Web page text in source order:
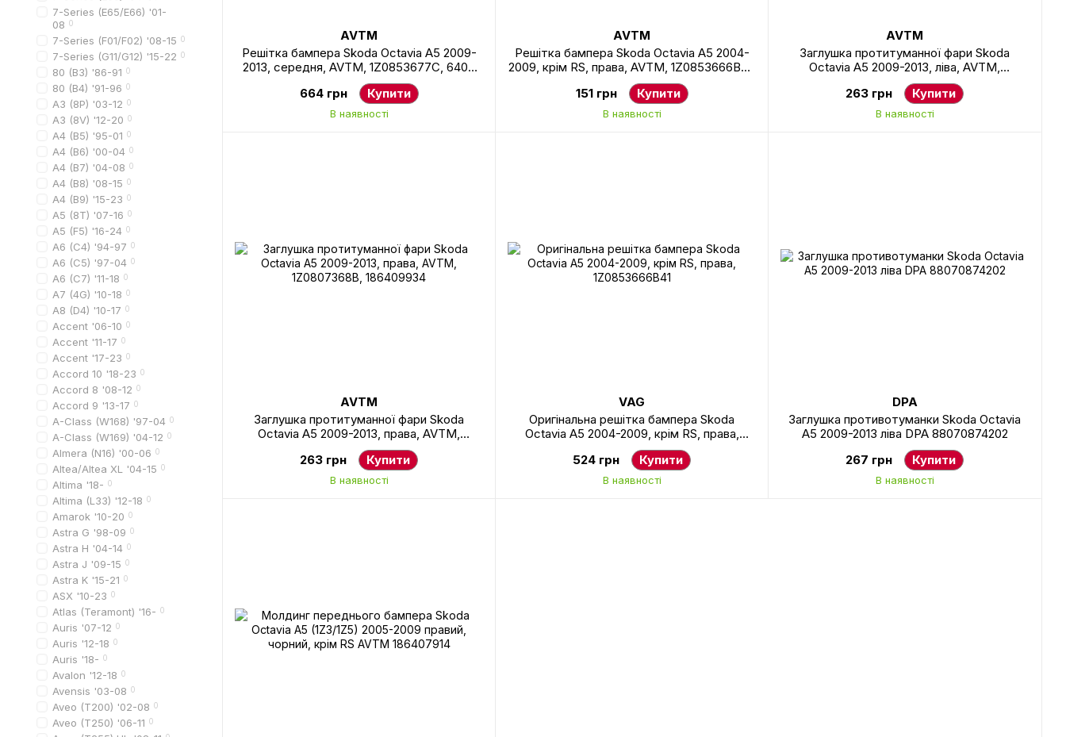
AVTM
Решітка бампера Skoda Octavia A5 2009-
2013, середня, AVTM, 1Z0853677C, 6409
910
664 грн Купити
В наявності
AVTM
Решітка бампера Skoda Octavia A5 2004-
2009, крім RS, права, AVTM, 1Z0853666B41,
6407 994
151 грн Купити
В наявності
AVTM
Заглушка протитуманної фари Skoda
Octavia A5 2009-2013, ліва, AVTM,
1Z0807367B, 186409933
263 грн Купити
В наявності
AVTM
Заглушка протитуманної фари Skoda
Octavia A5 2009-2013, права, AVTM,
1Z0807368B, 186409934
263 грн Купити
В наявності
VAG
Оригінальна решітка бампера Skoda
Octavia A5 2004-2009, крім RS, права,
1Z0853666B41
524 грн Купити
В наявності
DPA
Заглушка противотуманки Skoda Octavia
A5 2009-2013 ліва DPA 88070874202
267 грн
Купити
В наявності
7-Series (E65/E66) '01-
08 0
7-Series (F01/F02) '08-15 0
7-Series (G11/G12) '15-22 0
80 (B3) '86-91 0
80 (B4) '91-96 0
A3 (8P) '03-12 0
A3 (8V) '12-20 0
A4 (B5) '95-01 0
A4 (B6) '00-04 0
A4 (B7) '04-08 0
A4 (B8) '08-15 0
A4 (B9) '15-23 0
A5 (8T) '07-16 0
A5 (F5) '16-24 0
A6 (C4) '94-97 0
A6 (C5) '97-04 0
A6 (C7) '11-18 0
A7 (4G) '10-18 0
A8 (D4) '10-17 0
Accent '06-10 0
Accent '11-17 0
Accent '17-23 0
Accord 10 '18-23 0
Accord 8 '08-12 0
Accord 9 '13-17 0
A-Class (W168) '97-04 0
A-Class (W169) '04-12 0
Almera (N16) '00-06 0
Altea/Altea XL '04-15 0
Altima '18- 0
Altima (L33) '12-18 0
Amarok '10-20 0
Astra G '98-09 0
Astra H '04-14 0
Astra J '09-15 0
Astra K '15-21 0
ASX '10-23 0
Atlas (Teramont) '16- 0
Auris '07-12 0
Auris '12-18 0
Auris '18- 0
Avalon '12-18 0
Avensis '03-08 0
Aveo (T200) '02-08 0
Aveo (T250) '06-11 0